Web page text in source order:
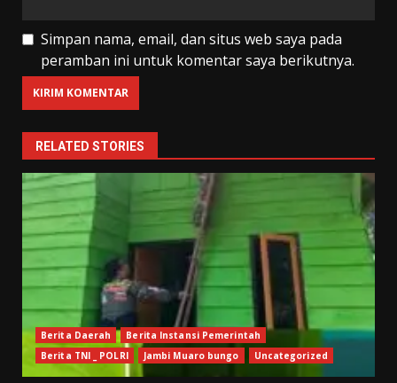
Simpan nama, email, dan situs web saya pada
peramban ini untuk komentar saya berikutnya.
RELATED STORIES
Berita Daerah
Berita Instansi Pemerintah
Berita TNI _ POLRI
Jambi Muaro bungo Uncategorized